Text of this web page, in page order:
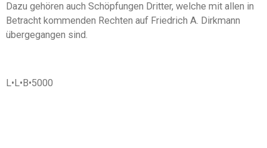
Dazu gehören auch Schöpfungen Dritter, welche mit allen in
Betracht kommenden Rechten auf Friedrich A. Dirkmann
übergegangen sind.
L•L•B•5000